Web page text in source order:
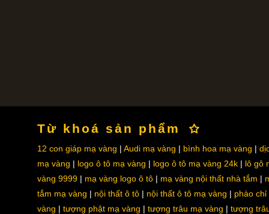
Từ khoá sản phẩm
12 con giáp mạ vàng Audi mạ vàng bình hoa mạ vàng
mạ vàng
logo ô tô mạ vàng logo ô tô mạ vàng 24k
lô gô
vàng 9999
mạ vàng logo ô tô mạ vàng nội thất nhà tắm
tắm mạ vàng
nội thất ô tô nội thất ô tô mạ vàng
phào chỉ
vàng
tượng phật mạ vàng tượng trâu mạ vàng tượng